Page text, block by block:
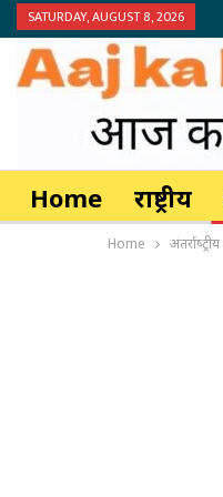
SATURDAY, AUGUST 8, 2026
Home राष्ट्रीय
Home अंतर्राष्‍ट्रीय